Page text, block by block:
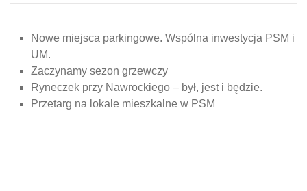
Nowe miejsca parkingowe. Wspólna inwestycja PSM i
UM.
Zaczynamy sezon grzewczy
Ryneczek przy Nawrockiego – był, jest i będzie.
Przetarg na lokale mieszkalne w PSM